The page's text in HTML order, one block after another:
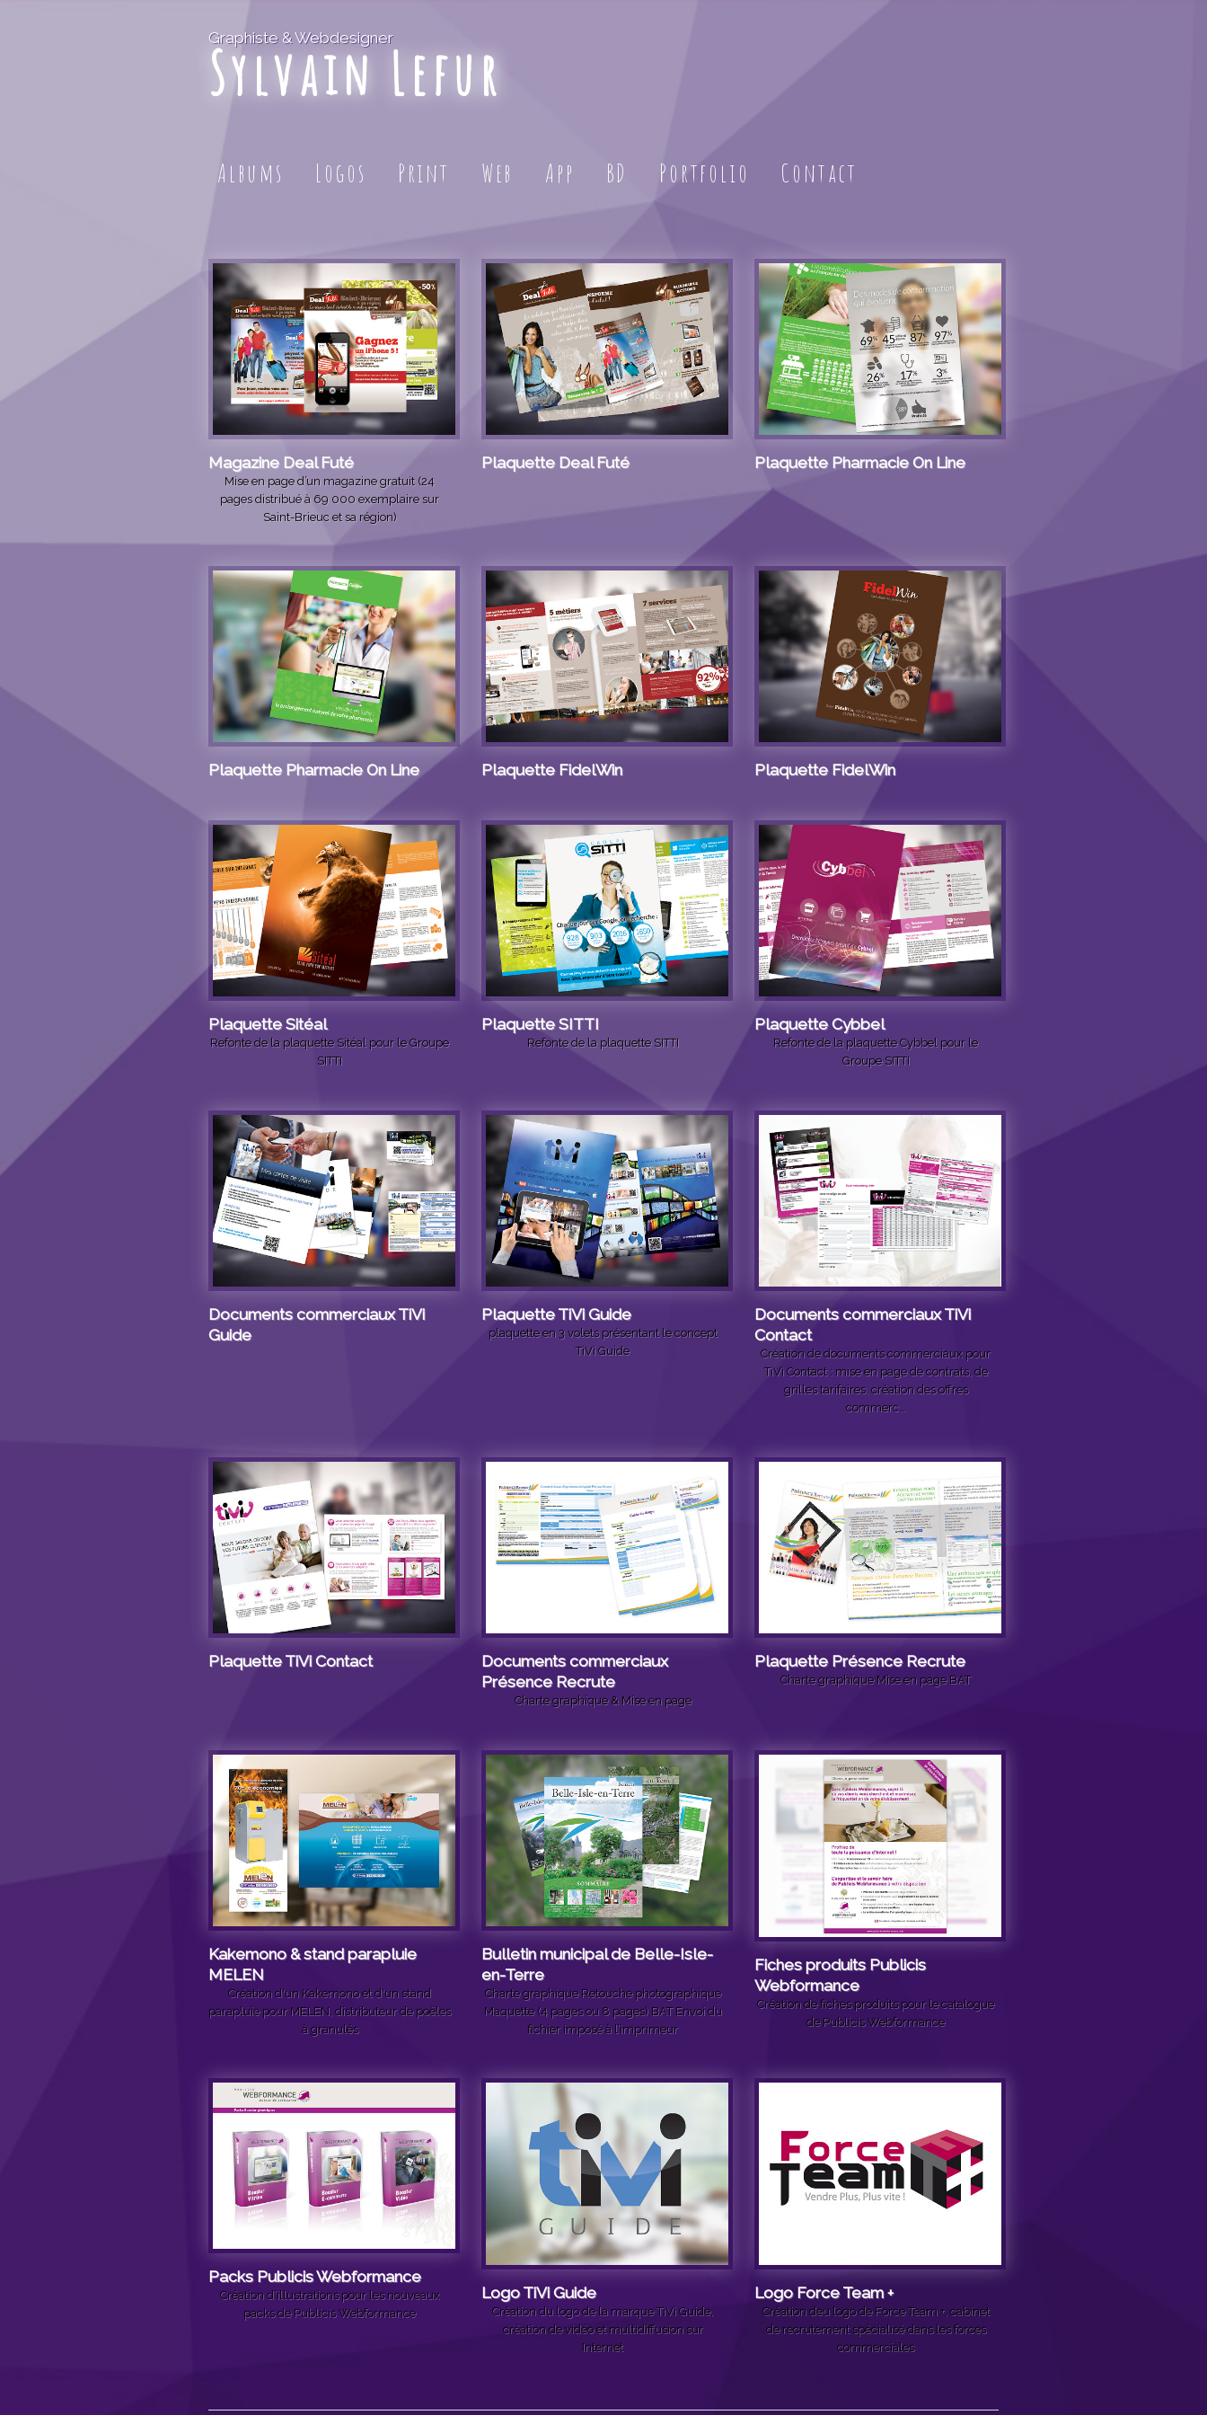
Graphiste & Webdesigner
Sylvain Lefur
Albums Logos Print Web App BD Portfolio Contact
Magazine Deal Futé
Mise en page d’un magazine gratuit (24
pages distribué à 69 000 exemplaire sur
Saint-Brieuc et sa région)
Plaquette Deal Futé Plaquette Pharmacie On Line
Plaquette Pharmacie On Line Plaquette FidelWin Plaquette FidelWin
Plaquette Sitéal
Refonte de la plaquette Sitéal pour le Groupe
SITTI
Plaquette SITTI
Refonte de la plaquette SITTI
Plaquette Cybbel
Refonte de la plaquette Cybbel pour le
Groupe SITTI
Documents commerciaux TiVi
Guide
Plaquette TiVi Guide
plaquette en 3 volets présentant le concept
TiVi Guide
Documents commerciaux TiVi
Contact
Création de documents commerciaux pour
TiVi Contact : mise en page de contrats, de
grilles tarifaires, création des offres
commerc…
Plaquette TiVi Contact
Documents commerciaux
Présence Recrute
Charte graphique & Mise en page
Plaquette Présence Recrute
Charte graphique Mise en page BAT
Kakemono & stand parapluie
MELEN
Création d'un Kakemono et d'un stand
parapluie pour MELEN, distributeur de poëles
à granulés
Bulletin municipal de Belle-Isle-
en-Terre
Charte graphique Retouche photographique
Maquette (4 pages ou 8 pages) BAT Envoi du
fichier imposé à l’imprimeur
Fiches produits Publicis
Webformance
Création de fiches produits pour le catalogue
de Publicis Webformance
Packs Publicis Webformance
Création d’illustrations pour les nouveaux
packs de Publicis Webformance
Logo TiVi Guide
Création du logo de la marque TiVi Guide,
création de vidéo et multidiffusion sur
Internet
Logo Force Team +
Création deu logo de Force Team +, cabinet
de recrutement spécialisé dans les forces
commerciales